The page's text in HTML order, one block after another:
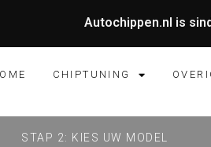
Autochippen.nl is
CHIPTUNING
STAP 2: KIES UW MODEL